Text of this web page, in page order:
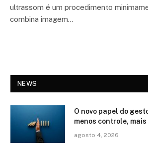
ultrassom é um procedimento
combina imagem…
NEWS
O novo papel do
menos controle,
agosto 4, 2026